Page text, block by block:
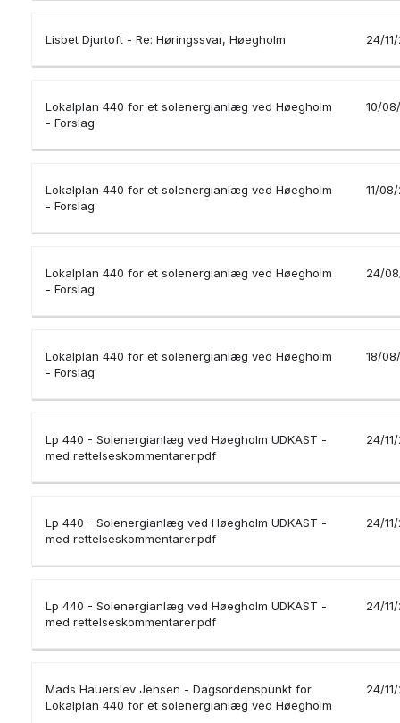
Lisbet Djurtoft - Re: Høringssvar, Høegholm 24/
Lokalplan 440 for et solenergianlæg ved Høegholm
- Forslag
10/
Lokalplan 440 for et solenergianlæg ved Høegholm
- Forslag
11/
Lokalplan 440 for et solenergianlæg ved Høegholm
- Forslag
24/
Lokalplan 440 for et solenergianlæg ved Høegholm
- Forslag
18/
Lp 440 - Solenergianlæg ved Høegholm UDKAST -
med rettelseskommentarer.pdf
24/
Lp 440 - Solenergianlæg ved Høegholm UDKAST -
med rettelseskommentarer.pdf
24/
Lp 440 - Solenergianlæg ved Høegholm UDKAST -
med rettelseskommentarer.pdf
24/
Mads Hauerslev Jensen - Dagsordenspunkt for
Lokalplan 440 for et solenergianlæg ved Høegholm
24/